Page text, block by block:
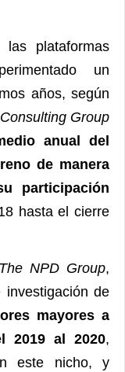
las plataformas
un
años, según
Group
anual del
de manera
participación
hasta el cierre
The NPD Group,
investigación de
mayores a
2019 al 2020,
este nicho, y